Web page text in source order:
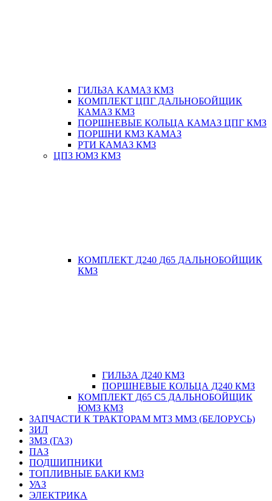
ГИЛЬЗА КАМАЗ КМЗ
КОМПЛЕКТ ЦПГ ДАЛЬНОБОЙЩИК
КАМАЗ КМЗ
ПОРШНЕВЫЕ КОЛЬЦА КАМАЗ ЦПГ КМЗ
ПОРШНИ КМЗ КАМАЗ
РТИ КАМАЗ КМЗ
ЦПЗ ЮМЗ КМЗ
КОМПЛЕКТ Д240 Д65 ДАЛЬНОБОЙЩИК
КМЗ
ГИЛЬЗА Д240 КМЗ
ПОРШНЕВЫЕ КОЛЬЦА Д240 КМЗ
КОМПЛЕКТ Д65 С5 ДАЛЬНОБОЙЩИК
ЮМЗ КМЗ
ЗАПЧАСТИ К ТРАКТОРАМ МТЗ ММЗ (БЕЛОРУСЬ)
ЗИЛ
ЗМЗ (ГАЗ)
ПАЗ
ПОДШИПНИКИ
ТОПЛИВНЫЕ БАКИ КМЗ
УАЗ
ЭЛЕКТРИКА